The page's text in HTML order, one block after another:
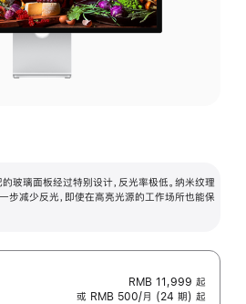
的玻璃面板经过特别设计，反光率极低。纳米纹理
步减少反光，即使在高亮光源的工作场所也能保
RMB 11,999 起
或 RMB 500/月 (24 期) 起